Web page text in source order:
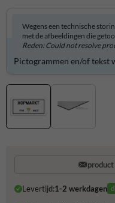
Wegens een technische
met de afbeeldingen die
Reden: Could not resolve
Product zelf aanpassen?
Pictogrammen en/of tekst
Levertijd:1-2 werkdagen